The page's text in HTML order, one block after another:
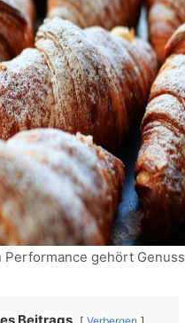
Performance gehört Genuss
Beitrags